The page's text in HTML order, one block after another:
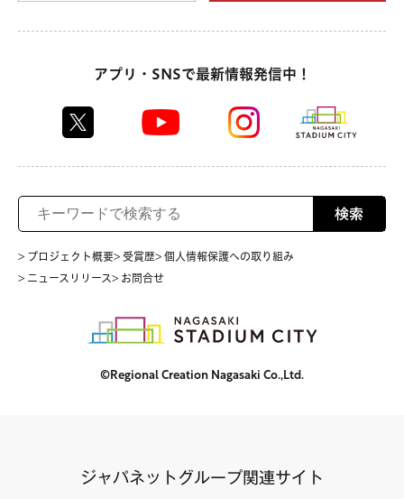
アプリ・SNSで最新情報発信中！
検索
> プロジェクト概要> 受賞歴> 個人情報保護への取り組み
> ニュースリリース> お問合せ
©Regional Creation Nagasaki Co.,Ltd.
ジャパネットグループ関連サイト